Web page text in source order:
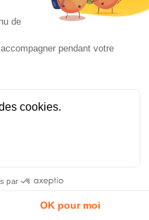
de
pendant votre
cookies.
par
OK pour moi
Panier
1730742
!